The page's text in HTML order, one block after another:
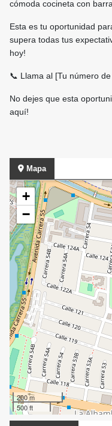
cómoda cocineta con
Esta es tu oportunidad
supera todas tus
hoy!
📞 Llama al [Tu número
No dejes que esta
aquí!
Mapa
+
−
200 m
500 ft